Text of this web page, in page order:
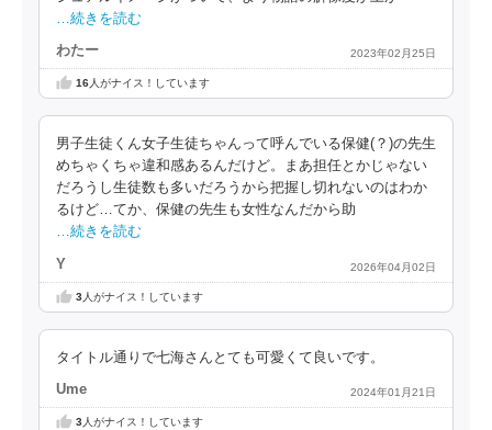
…続きを読む
わたー 2023年02月25日
16人がナイス！しています
男子生徒くん女子生徒ちゃんって呼んでいる保健(？)の先生
めちゃくちゃ違和感あるんだけど。まあ担任とかじゃない
だろうし生徒数も多いだろうから把握し切れないのはわか
るけど…てか、保健の先生も女性なんだから助
…続きを読む
Y 2026年04月02日
3人がナイス！しています
タイトル通りで七海さんとても可愛くて良いです。
Ume 2024年01月21日
3人がナイス！しています